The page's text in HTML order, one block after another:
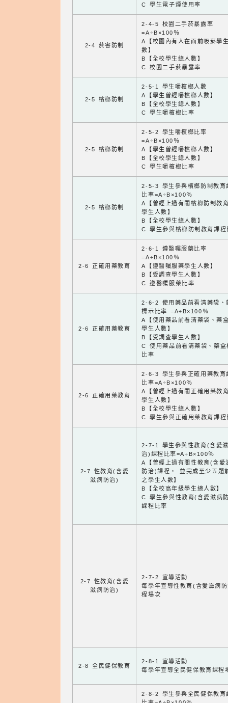
C 學生電子煙使用率
2-4 菸害防制
2-4-5 校園二手菸暴露率
=A÷B×100％
A【校園內有人在面前吸菸學
數】
B【全校學生總人數】
C 校園二手菸暴露率
2-5 檳榔防制
2-5-1 學生嚼檳榔人數
A【學生曾經嚼檳榔人數】
B【全校學生總人數】
C 學生嚼檳榔比率
2-5 檳榔防制
2-5-2 學生嚼檳榔比率
=A÷B×100％
A【學生曾經嚼檳榔人數】
B【全校學生總人數】
C 學生嚼檳榔比率
2-5 檳榔防制
2-5-3 學生參與檳榔防制教育
比率=A÷B×100％
A【曾經上過有關檳榔防制教
學生人數】
B【全校學生總人數】
C 學生參與檳榔防制教育課程
2-6 正確用藥教育
2-6-1 遵醫囑服藥比率
=A÷B×100％
A【遵醫囑服藥學生人數】
B【受調查學生人數】
C 遵醫囑服藥比率
2-6 正確用藥教育
2-6-2 使用藥品前看清藥袋、
標示比率 =A÷B×100％
A【使用藥品前看清藥袋、藥
學生人數】
B【受調查學生人數】
C 使用藥品前看清藥袋、藥盒
比率
2-6 正確用藥教育
2-6-3 學生參與正確用藥教育
比率=A÷B×100％
A【曾經上過有關正確用藥教
學生人數】
B【全校學生總人數】
C 學生參與正確用藥教育課程
2-7 性教育(含愛
滋病防治)
2-7-1 學生參與性教育(含愛
治)課程比率=A÷B×100％
A【曾經上過有關性教育(含愛
防治)課程， 並完成至少五題
之學生人數】
B【全校高年級學生總人數】
C 學生參與性教育(含愛滋病
課程比率
2-7 性教育(含愛
滋病防治)
2-7-2 宣導活動
每學年宣導性教育(含愛滋病
程場次
2-8 全民健保教育
2-8-1 宣導活動
每學年宣導全民健保教育課程
2-8-2 學生參與全民健保教育